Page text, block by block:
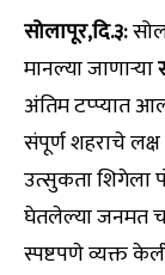
सोलापूर,दि.३:
मानल्या जाणाऱ्या
अंतिम टप्प्यात
संपूर्ण शहराचे
उत्सुकता शिगेला
घेतलेल्या जनमत
स्पष्टपणे व्यक्त